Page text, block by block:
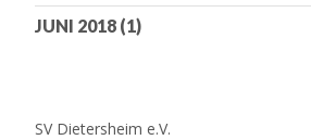
JUNI 2018 (1)
SV Dietersheim e.V.